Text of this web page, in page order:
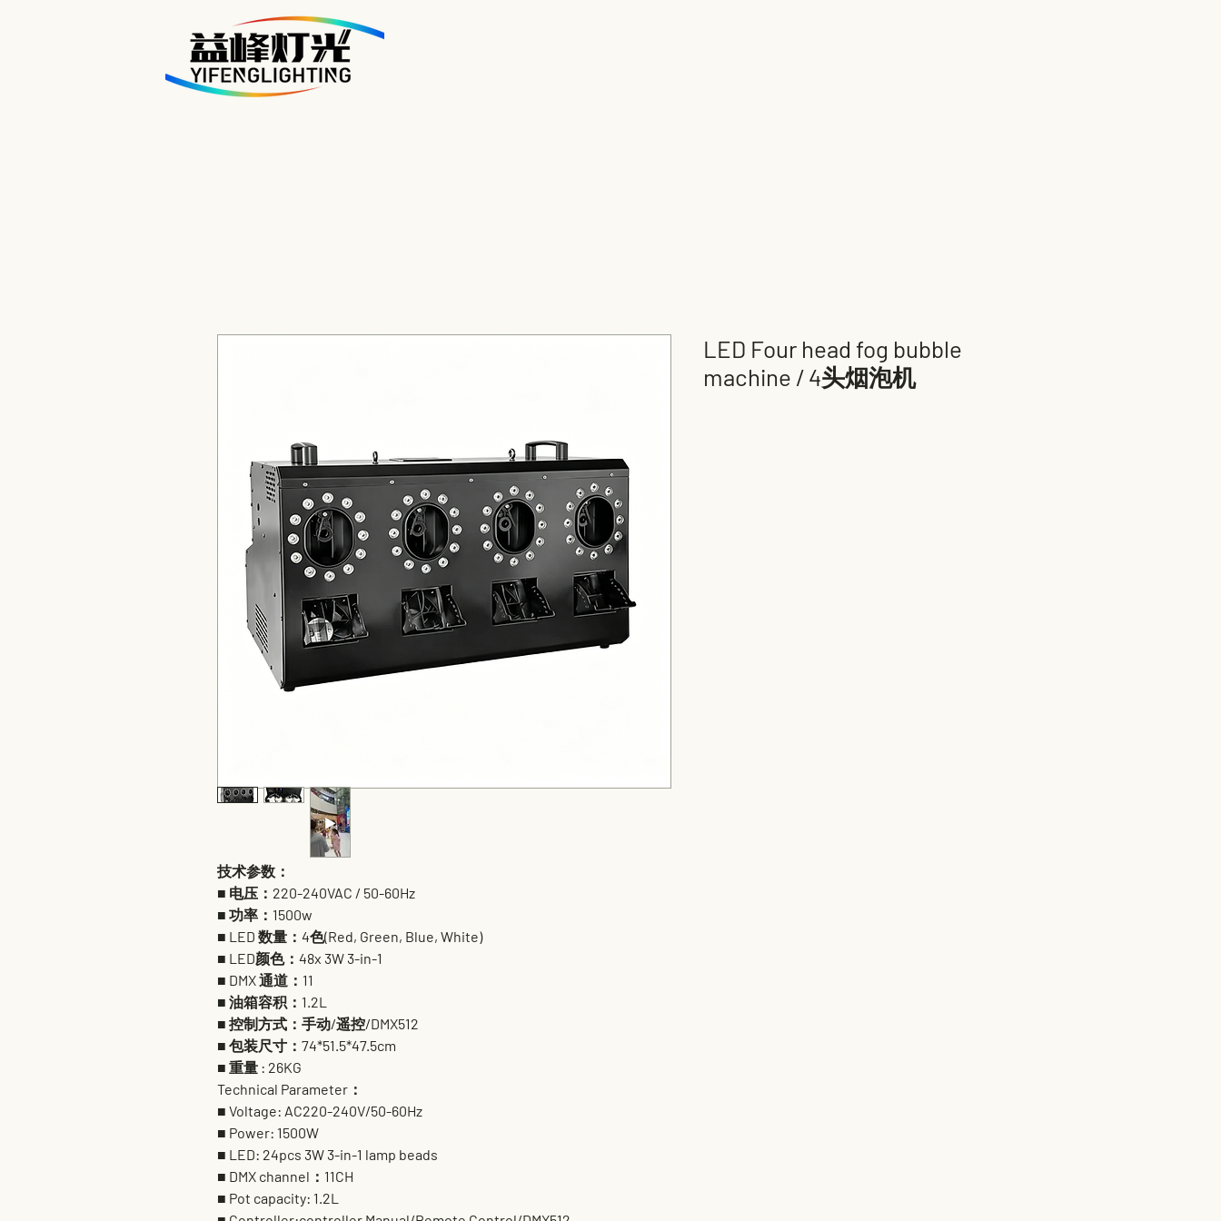
技术参数：
■ 电压：220-240VAC / 50-60Hz
■ 功率：1500w
■ LED 数量：4色(Red, Green, Blue, White)
■ LED颜色：48x 3W 3-in-1
■ DMX 通道：11
■ 油箱容积：1.2L
■ 控制方式：手动/遥控/DMX512
■ 包装尺寸：74*51.5*47.5cm
■ 重量 : 26KG
Technical Parameter：
■ Voltage: AC220-240V/50-60Hz
■ Power: 1500W
■ LED: 24pcs 3W 3-in-1 lamp beads
■ DMX channel：11CH
■ Pot capacity: 1.2L
LED Four head fog bubble
machine / 4头烟泡机